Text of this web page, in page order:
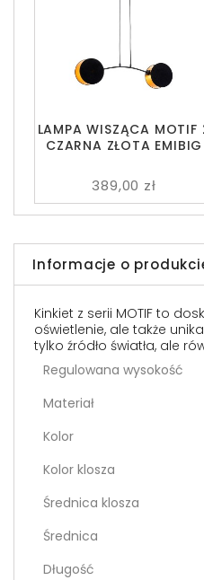
LAMPA WISZĄCA MOTIF
CZARNA ZŁOTA EMIBIG
389,00 zł
Informacje o
Kinkiet z serii MOTIF to
oświetlenie, ale także
tylko źródło światła, ale
Regulowana wysokość
Materiał
Kolor
Kolor klosza
Średnica klosza
Średnica
Długość